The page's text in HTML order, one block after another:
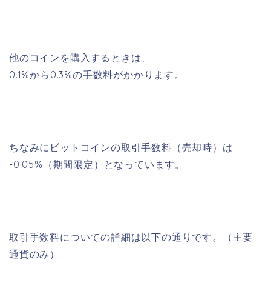
他のコインを購入するときは、
0.1%から0.3%の手数料がかかります。
ちなみにビットコインの取引手数料（売却時）は
-0.05%（期間限定）となっています。
取引手数料についての詳細は以下の通りです。（主要
通貨のみ）